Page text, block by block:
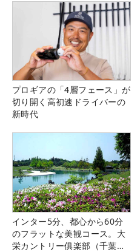
プロギアの「4層フェース」が
切り開く高初速ドライバーの
新時代
インター5分、都心から60分
のフラットな美観コース。大
栄カントリー俱楽部（千葉